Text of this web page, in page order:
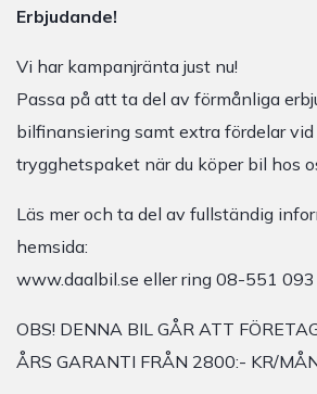
Erbjudande!
Vi har kampanjränta just nu!
Passa på att ta del av förmånliga
bilfinansiering samt extra fördelar
trygghetspaket när du köper bil hos
Läs mer och ta del av fullständig
hemsida:
www.daalbil.se eller ring 08-551 093
OBS! DENNA BIL GÅR ATT
ÅRS GARANTI FRÅN 2800:- KR/